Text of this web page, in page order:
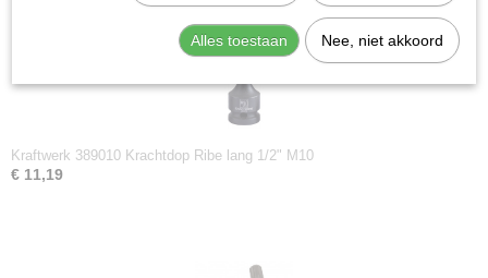
Kraftwerk 389010 Krachtdop Ribe lang 1/2" M10
€ 11,19
Alles toestaan Nee, niet akkoord